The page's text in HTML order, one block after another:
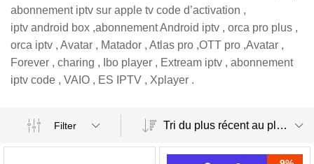
abonnement iptv sur apple tv code d’activation ,
iptv android box ,abonnement Android iptv , orca pro plus ,
orca iptv , Avatar , Matador , Atlas pro ,OTT pro ,Avatar ,
Forever , charing , Ibo player , Extream iptv , abonnement
iptv code , VAIO , ES IPTV , Xplayer .
Filter Tri du plus récent au plus ancien